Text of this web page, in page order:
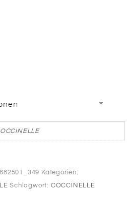
Kategorien:
Schlagwort: COCCINELLE